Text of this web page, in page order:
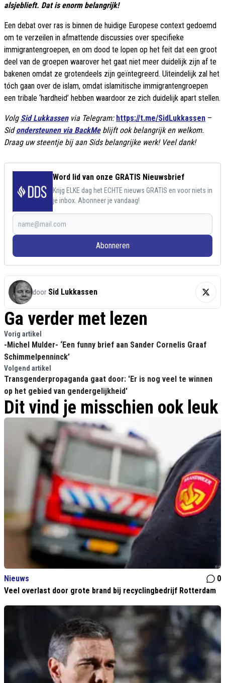
alsjeblieft. Dat is enorm belangrijk!
Een debat over ras is binnen de huidige Europese context gedoemd
om te verzeilen in afmattende discussies over specifieke
immigrantengroepen, en om dood te lopen op het feit dat een groot
deel van de groepen waarover het gaat niet meer duidelijk zijn af te
bakenen omdat ze grotendeels zijn geïntegreerd. Uiteindelijk zal het
tóch gaan over de islam, omdat islamitische immigrantengroepen
een tribale ‘hardheid’ hebben waardoor ze zich duidelijk apart stellen.
Volg Sid Lukkassenvia Telegram: https://t.me/SidLukkassen –
Sidondersteunen via BackMeblijft ook belangrijk en welkom.
Draag uw steentje bij aan Sids belangrijke werk! Veel dank!
Word lid van onze GRATIS Nieuwsbrief
Krijg ELKE dag het ECHTE nieuws GRATIS en voor niets in
je inbox. Abonneer je vandaag!
Abonneren
door Sid Lukkassen
Ga verder met lezen
Vorig artikel
-Michel Mulder- ‘Een funny brief aan Sander Cornelis Graaf
Schimmelpenninck’
Volgend artikel
Transgenderpropaganda gaat door: 'Er is nog veel te winnen
op het gebied van gendergelijkheid'
Dit vind je misschien ook leuk
Nieuws
0
Veel overlast door grote brand bij recyclingbedrijf Rotterdam